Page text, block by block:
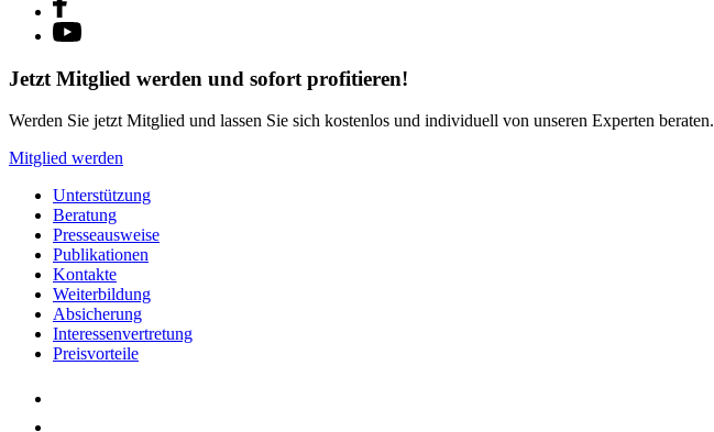
Jetzt Mitglied werden und sofort profitieren!
Werden Sie jetzt Mitglied und lassen Sie sich kostenlos und individuell von unseren Experten beraten.
Mitglied werden
Unterstützung
Beratung
Presseausweise
Publikationen
Kontakte
Weiterbildung
Absicherung
Interessenvertretung
Preisvorteile